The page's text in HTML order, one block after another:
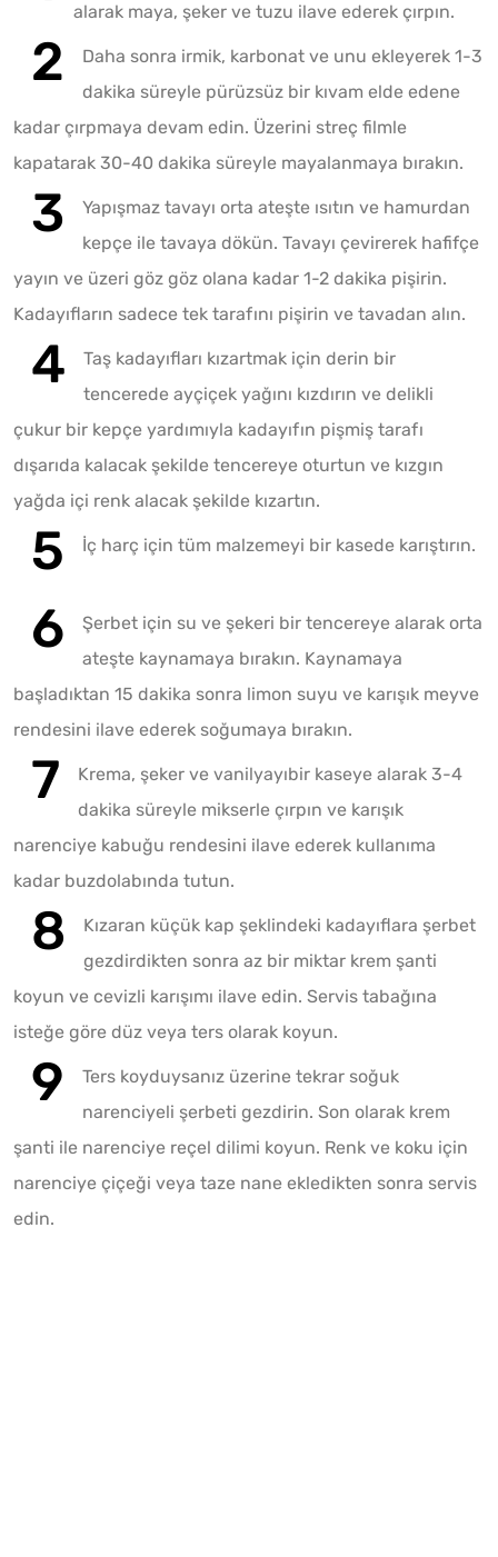
alarak maya, şeker ve tuzu ilave ederek çırpın.
Daha sonra irmik, karbonat ve unu ekleyerek 1-3
dakika süreyle pürüzsüz bir kıvam elde edene
kadar çırpmaya devam edin. Üzerini streç filmle
kapatarak 30-40 dakika süreyle mayalanmaya bırakın.
Yapışmaz tavayı orta ateşte ısıtın ve hamurdan
kepçe ile tavaya dökün. Tavayı çevirerek hafifçe
yayın ve üzeri göz göz olana kadar 1-2 dakika pişirin.
Kadayıfların sadece tek tarafını pişirin ve tavadan alın.
Taş kadayıfları kızartmak için derin bir
tencerede ayçiçek yağını kızdırın ve delikli
çukur bir kepçe yardımıyla kadayıfın pişmiş tarafı
dışarıda kalacak şekilde tencereye oturtun ve kızgın
yağda içi renk alacak şekilde kızartın.
İç harç için tüm malzemeyi bir kasede karıştırın.
Şerbet için su ve şekeri bir tencereye alarak orta
ateşte kaynamaya bırakın. Kaynamaya
başladıktan 15 dakika sonra limon suyu ve karışık meyve
rendesini ilave ederek soğumaya bırakın.
Krema, şeker ve vanilyayıbir kaseye alarak 3-4
dakika süreyle mikserle çırpın ve karışık
narenciye kabuğu rendesini ilave ederek kullanıma
kadar buzdolabında tutun.
Kızaran küçük kap şeklindeki kadayıflara şerbet
gezdirdikten sonra az bir miktar krem şanti
koyun ve cevizli karışımı ilave edin. Servis tabağına
isteğe göre düz veya ters olarak koyun.
Ters koyduysanız üzerine tekrar soğuk
narenciyeli şerbeti gezdirin. Son olarak krem
şanti ile narenciye reçel dilimi koyun. Renk ve koku için
narenciye çiçeği veya taze nane ekledikten sonra servis
edin.